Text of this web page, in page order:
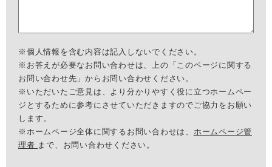
※個人情報を含む内容は記入しないでください。
※お答えが必要なお問い合わせは、上の「このページに関する
お問い合わせ先」からお問い合わせください。
※いただいたご意見は、より分かりやすく役に立つホームペー
ジとするために参考にさせていただきますのでご協力をお願い
します。
※ホームページ全体に関するお問い合わせは、 ホームページ管
理者 まで、お問い合わせください。